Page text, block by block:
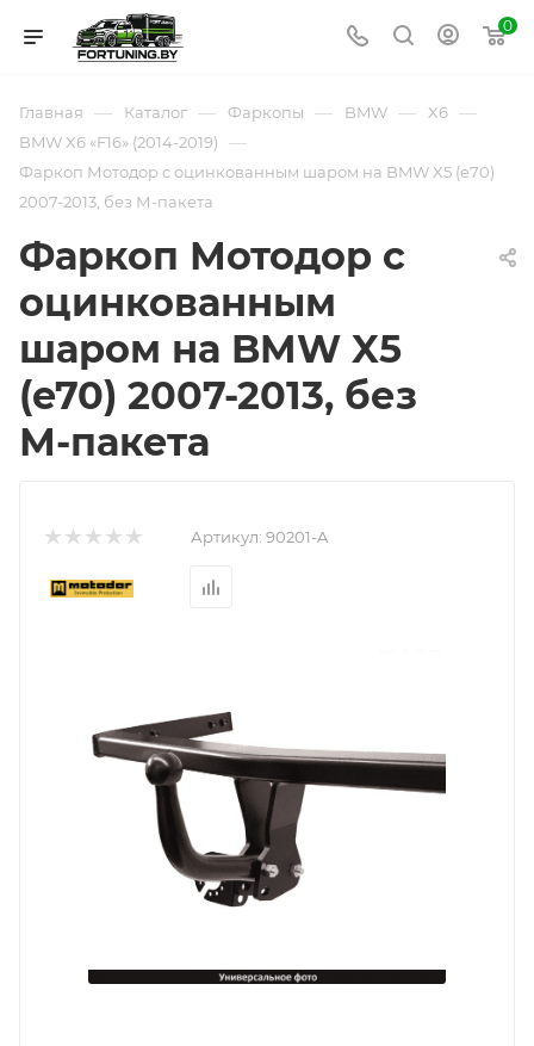
0
Главная — Каталог — Фаркопы — BMW — X6 —
BMW X6 «F16» (2014-2019) —
Фаркоп Мотодор с оцинкованным шаром на BMW X5 (e70)
2007-2013, без М-пакета
Фаркоп Мотодор с
оцинкованным
шаром на BMW X5
(e70) 2007-2013, без
М-пакета
Артикул: 90201-A